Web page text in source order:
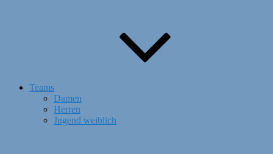
Teams
Damen
Herren
Jugend weiblich